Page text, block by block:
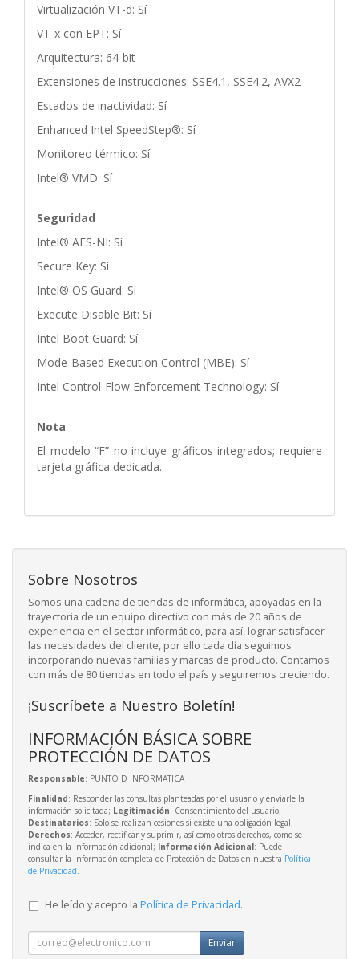
Virtualización VT-d: Sí
VT-x con EPT: Sí
Arquitectura: 64-bit
Extensiones de instrucciones: SSE4.1, SSE4.2, AVX2
Estados de inactividad: Sí
Enhanced Intel SpeedStep®: Sí
Monitoreo térmico: Sí
Intel® VMD: Sí
Seguridad
Intel® AES-NI: Sí
Secure Key: Sí
Intel® OS Guard: Sí
Execute Disable Bit: Sí
Intel Boot Guard: Sí
Mode-Based Execution Control (MBE): Sí
Intel Control-Flow Enforcement Technology: Sí
Nota
El modelo “F” no incluye gráficos integrados; requiere
tarjeta gráfica dedicada.
Sobre Nosotros
Somos una cadena de tiendas de informática, apoyadas en la
trayectoria de un equipo directivo con más de 20 años de
experiencia en el sector informático, para así, lograr satisfacer
las necesidades del cliente, por ello cada día seguimos
incorporando nuevas familias y marcas de producto. Contamos
con más de 80 tiendas en todo el país y seguiremos creciendo.
¡Suscríbete a Nuestro Boletín!
INFORMACIÓN BÁSICA SOBRE
PROTECCIÓN DE DATOS
Responsable: PUNTO D INFORMATICA
Finalidad: Responder las consultas planteadas por el usuario y enviarle la
información solicitada; Legitimación: Consentimiento del usuario;
Destinatarios: Solo se realizan cesiones si existe una obligación legal;
Derechos: Acceder, rectificar y suprimir, así como otros derechos, como se
indica en la información adicional; Información Adicional: Puede
consultar la información completa de Protección de Datos en nuestra Política
de Privacidad
He leído y acepto la Política de Privacidad.
Enviar